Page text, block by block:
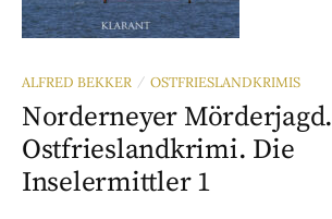
ALFRED BEKKER / OSTFRIESLANDKRIMIS
Norderneyer Mörderjagd.
Ostfrieslandkrimi. Die
Inselermittler 1